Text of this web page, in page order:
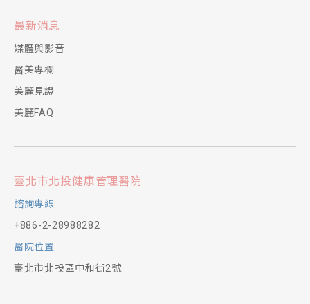
最新消息
媒體與影音
醫美專欄
美麗見證
美麗FAQ
臺北市北投健康管理醫院
諮詢專線
+886-2-28988282
醫院位置
臺北市北投區中和街2號